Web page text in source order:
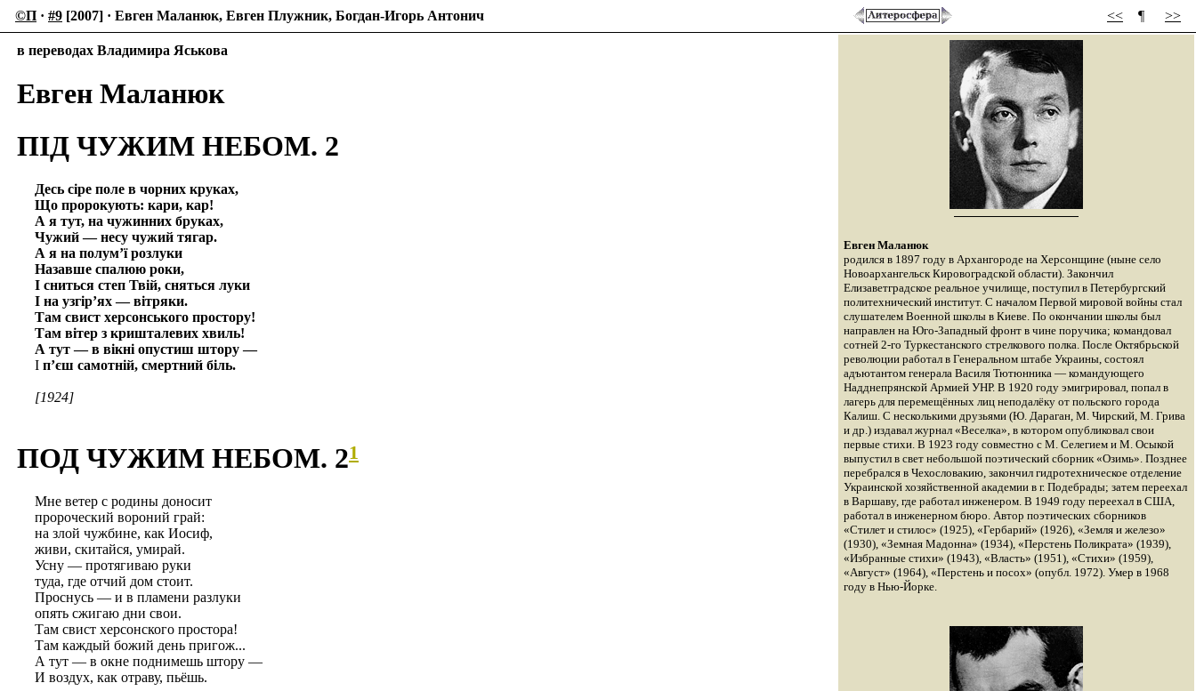
©П · #9 [2007] · Евген Маланюк, Евген Плужник, Богдан-Игорь Антонич << ¶ >>
в переводах Владимира Яськова
Евген Маланюк
ПІД ЧУЖИМ НЕБОМ. 2
Десь сіре поле в чорних круках,
Що пророкують: кари, кар!
А я тут, на чужинних бруках,
Чужий — несу чужий тягар.
А я на полум’ї розлуки
Назавше спалюю роки,
І сниться степ Твій, сняться луки
І на узгір’ях — вітряки.
Там свист херсонського простору!
Там вітер з кришталевих хвиль!
А тут — в вікні опустиш штору —
І п’єш самотній, смертний біль.
[1924]
ПОД ЧУЖИМ НЕБОМ. 21
Мне ветер с родины доносит
пророческий вороний грай:
на злой чужбине, как Иосиф,
живи, скитайся, умирай.
Усну — протягиваю руки
туда, где отчий дом стоит.
Проснусь — и в пламени разлуки
опять сжигаю дни свои.
Там свист херсонского простора!
Там каждый божий день пригож...
А тут — в окне поднимешь штору —
И воздух, как отраву, пьёшь.
Евген Маланюк
родился в 1897 году в Архангороде на Херсонщине (ныне село
Новоархангельск Кировоградской области). Закончил
Елизаветградское реальное училище, поступил в Петербургский
политехнический институт. С началом Первой мировой войны стал
слушателем Военной школы в Киеве. По окончании школы был
направлен на Юго-Западный фронт в чине поручика; командовал
сотней 2-го Туркестанского стрелкового полка. После Октябрьской
революции работал в Генеральном штабе Украины, состоял
адъютантом генерала Василя Тютюнника — командующего
Надднепрянской Армией УНР. В 1920 году эмигрировал, попал в
лагерь для перемещённых лиц неподалёку от польского города
Кaлиш. С несколькими друзьями (Ю. Дараган, М. Чирский, М. Грива
и др.) издавал журнал «Веселка», в котором опубликовал свои
первые стихи. В 1923 году совместно с М. Селегием и М. Осыкой
выпустил в свет небольшой поэтический сборник «Озимь». Позднее
перебрался в Чехословакию, закончил гидротехническое отделение
Украинской хозяйственной академии в г. Подебрады; затем переехал
в Варшаву, где работал инженером. В 1949 году переехал в США,
работал в инженерном бюро. Автор поэтических сборников
«Стилет и стилос» (1925), «Гербарий» (1926), «Земля и железо»
(1930), «Земная Мадонна» (1934), «Перстень Поликрата» (1939),
«Избранные стихи» (1943), «Власть» (1951), «Стихи» (1959),
«Август» (1964), «Перстень и посох» (опубл. 1972). Умер в 1968
году в Нью-Йорке.